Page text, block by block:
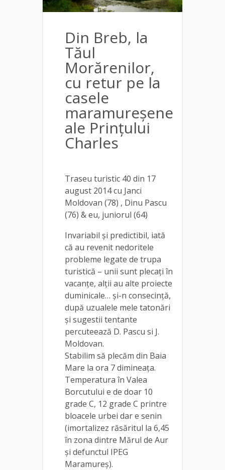
Din Breb, la
Tăul
Morărenilor,
cu retur pe la
casele
maramureșene
ale Prințului
Charles
Traseu turistic 40 din 17
august 2014 cu Janci
Moldovan (78) , Dinu Pascu
(76) & eu, juniorul (64)
Invariabil și predictibil, iată
că au revenit nedoritele
probleme legate de trupa
turistică – unii sunt plecați în
vacanțe, alții au alte proiecte
duminicale… și-n consecință,
după uzualele mele tatonări
și sugestii tentante
percuteează D. Pascu si J.
Moldovan.
Stabilim să plecăm din Baia
Mare la ora 7 dimineața.
Temperatura în Valea
Borcutului e de doar 10
grade C, 12 grade C printre
bloacele urbei dar e senin
(imortalizez răsăritul la 6,45
în zona dintre Mărul de Aur
și defunctul IPEG
Maramureș).